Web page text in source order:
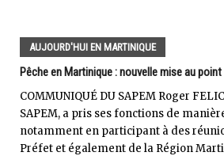
AUJOURD'HUI EN MARTINIQUE
Pêche en Martinique : nouvelle mise au point
COMMUNIQUÉ DU SAPEM Roger
SAPEM, a pris ses fonctions de
notamment en participant à des
Préfet et également de la Région